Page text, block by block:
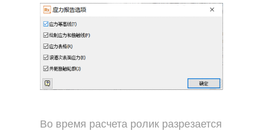
Во время расчета ролик разрезается